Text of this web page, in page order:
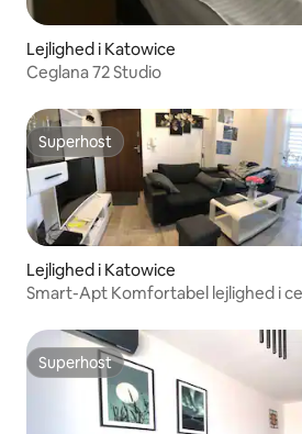
Lejlighed i Katowice
Ceglana 72 Studio
Superhost
Superhost
Lejlighed i Katowice
Smart-Apt Komfortabel lejlighed i
Superhost
Superhost